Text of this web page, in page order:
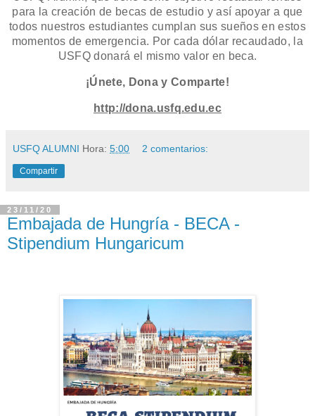
para la creación de becas de estudio y así apoyar a que
todos nuestros estudiantes cumplan sus sueños en estos
momentos de emergencia. Por cada dólar recaudado, la
USFQ donará el mismo valor en beca.
¡Únete, Dona y Comparte!
http://dona.usfq.edu.ec
USFQ ALUMNI Hora: 5:00 2 comentarios:
Compartir
23/11/20
Embajada de Hungría - BECA -
Stipendium Hungaricum